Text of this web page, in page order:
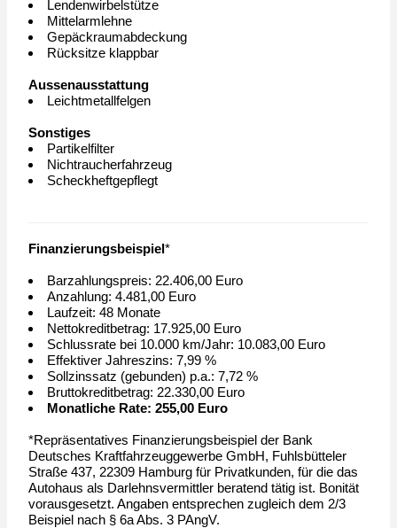
Lendenwirbelstütze
Mittelarmlehne
Gepäckraumabdeckung
Rücksitze klappbar
Aussenausstattung
Leichtmetallfelgen
Sonstiges
Partikelfilter
Nichtraucherfahrzeug
Scheckheftgepflegt
Finanzierungsbeispiel*
Barzahlungspreis: 22.406,00 Euro
Anzahlung: 4.481,00 Euro
Laufzeit: 48 Monate
Nettokreditbetrag: 17.925,00 Euro
Schlussrate bei 10.000 km/Jahr: 10.083,00 Euro
Effektiver Jahreszins: 7,99 %
Sollzinssatz (gebunden) p.a.: 7,72 %
Bruttokreditbetrag: 22.330,00 Euro
Monatliche Rate: 255,00 Euro
*Repräsentatives Finanzierungsbeispiel der Bank
Deutsches Kraftfahrzeuggewerbe GmbH, Fuhlsbütteler
Straße 437, 22309 Hamburg für Privatkunden, für die das
Autohaus als Darlehnsvermittler beratend tätig ist. Bonität
vorausgesetzt. Angaben entsprechen zugleich dem 2/3
Beispiel nach § 6a Abs. 3 PAngV.